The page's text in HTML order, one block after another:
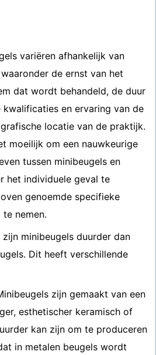
variëren afhankelijk van
de ernst van het
dat wordt behandeld, de duur
kwalificaties en ervaring van de
locatie van de praktijk.
moeilijk om een ​​nauwkeurige
tussen minibeugels en
het individuele geval te
genoemde specifieke
nemen.
minibeugels duurder dan
Dit heeft verschillende
zijn gemaakt van een
esthetischer keramisch of
kan zijn om te produceren
in metalen beugels wordt